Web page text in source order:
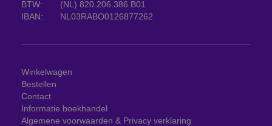
BTW:
(NL) 820.206.386.B01
IBAN:
NL03RABO0126877262
Winkelwagen
Bestellen
Contact
Informatie boekhandel
Algemene voorwaarden & Privacy verklaring